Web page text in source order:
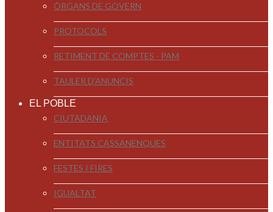
ÒRGANS DE GOVERN
PROTOCOLS
RETIMENT DE COMPTES - PAM
TAULER D'ANUNCIS
EL POBLE
CIUTADANIA
ENTITATS CASSANENQUES
FESTES I FIRES
IGUALTAT